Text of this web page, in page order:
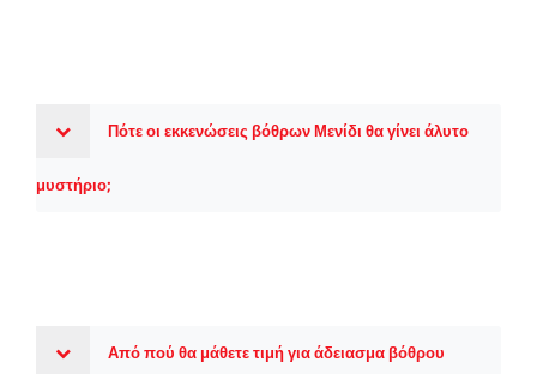
Πότε οι εκκενώσεις βόθρων Μενίδι θα γίνει άλυτο
μυστήριο;
Από πού θα μάθετε τιμή για άδειασμα βόθρου